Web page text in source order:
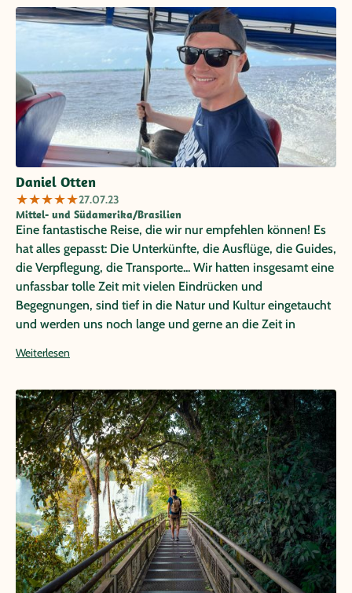
unserer Verfügung, hatte immer ein offenes Ohr für uns
und hat uns sehr unterhaltsam begleitet. Ein 1A Top
Reisebegleiterin. Vielen Dank nochmal für die tolle Arbeit,
die Sie geleistet haben. Wir werden Sie weiterempfehlen.
Daniel Otten
★★★★★27.07.23
Mittel- und Südamerika/Brasilien
Eine fantastische Reise, die wir nur empfehlen können! Es
hat alles gepasst: Die Unterkünfte, die Ausflüge, die Guides,
die Verpflegung, die Transporte... Wir hatten insgesamt eine
unfassbar tolle Zeit mit vielen Eindrücken und
Begegnungen, sind tief in die Natur und Kultur eingetaucht
und werden uns noch lange und gerne an die Zeit in
Weiterlesen